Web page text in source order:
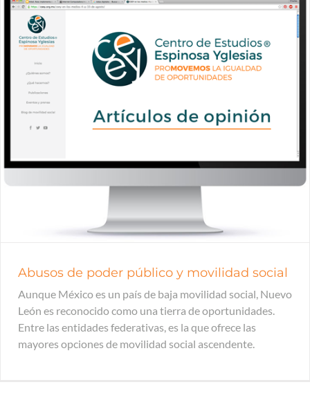
Abusos de poder público y movilidad social
Aunque México es un país de baja movilidad social, Nuevo
León es reconocido como una tierra de oportunidades.
Entre las entidades federativas, es la que ofrece las
mayores opciones de movilidad social ascendente.